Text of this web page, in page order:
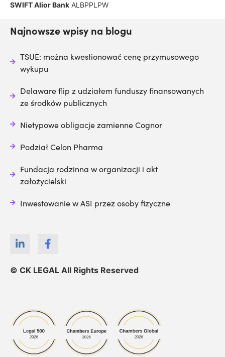
SWIFT Alior Bank ALBPPLPW
© CK LEGAL All Rights Reserved
Najnowsze wpisy na blogu
TSUE: można kwestionować cenę przymusowego
wykupu
Delaware flip z udziałem funduszy finansowanych
ze środków publicznych
Nietypowe obligacje zamienne Cognor
Podział Celon Pharma
Fundacja rodzinna w organizacji i akt
założycielski
Inwestowanie w ASI przez osoby fizyczne